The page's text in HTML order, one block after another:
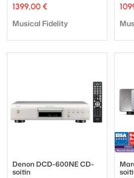
1399,00 €
Tuotemerkki:
Musical Fidelity
Denon DCD-600NE CD-
soitin